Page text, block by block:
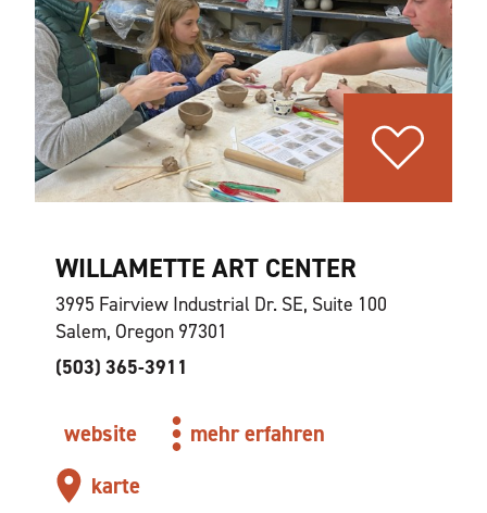
WILLAMETTE ART CENTER
3995 Fairview Industrial Dr. SE, Suite 100
Salem, Oregon 97301
(503) 365-3911
website
mehr erfahren
karte